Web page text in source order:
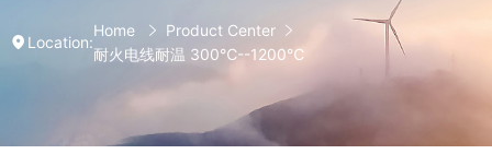
Location:
Home
Product Center
耐火电线耐温 300℃--1200℃